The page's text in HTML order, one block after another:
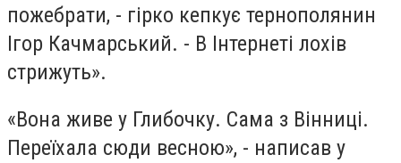
пожебрати, - гірко кепкує тернополянин
Ігор Качмарський. - В Інтернеті лохів
стрижуть».
«Вона живе у Глибочку. Сама з Вінниці.
Переїхала сюди весною», - написав у